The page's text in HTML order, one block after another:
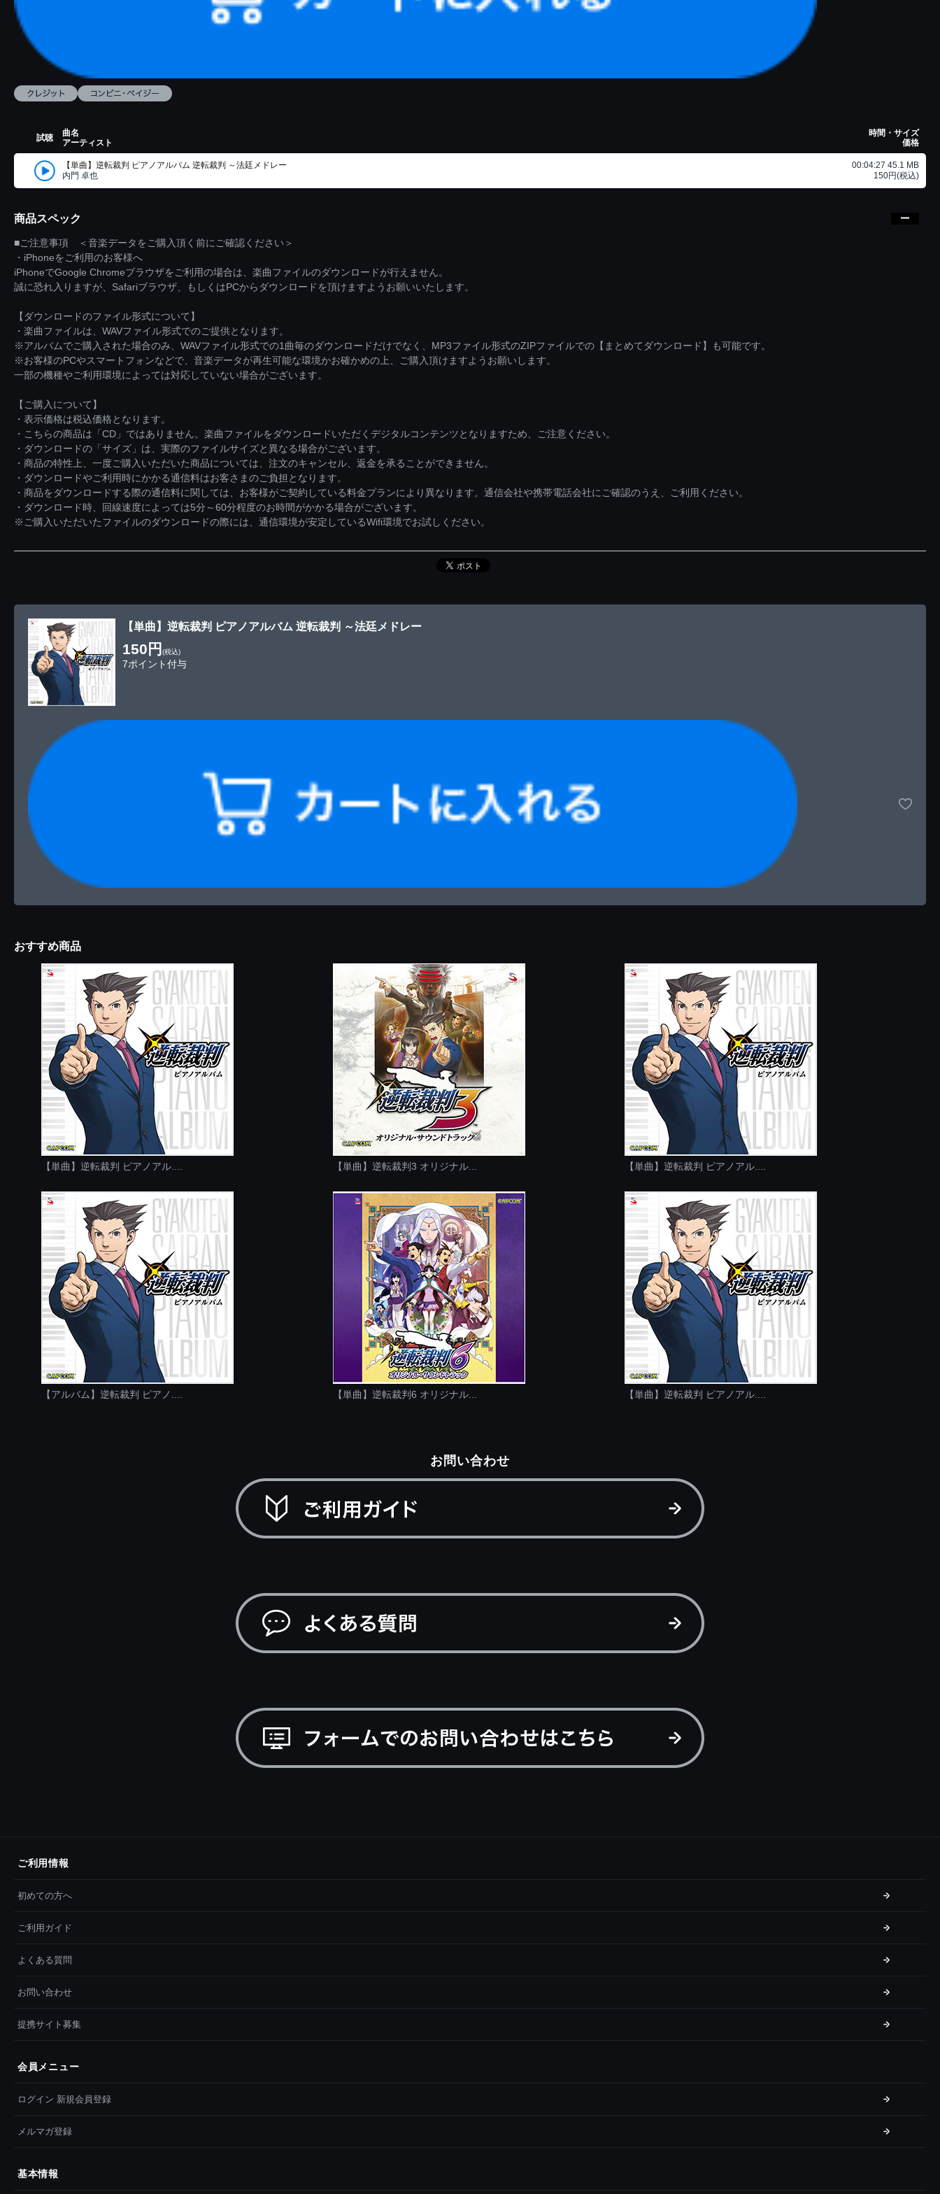
試聴
曲名
アーティスト
時間・サイズ
価格
【単曲】逆転裁判 ピアノアルバム 逆転裁判 ～法廷メドレー
内門 卓也
00:04:27 45.1 MB
150円(税込)
商品スペック
■ご注意事項 ＜音楽データをご購入頂く前にご確認ください＞
・iPhoneをご利用のお客様へ
iPhoneでGoogle Chromeブラウザをご利用の場合は、楽曲ファイルのダウンロードが行えません。
誠に恐れ入りますが、Safariブラウザ、もしくはPCからダウンロードを頂けますようお願いいたします。
【ダウンロードのファイル形式について】
・楽曲ファイルは、WAVファイル形式でのご提供となります。
※アルバムでご購入された場合のみ、WAVファイル形式での1曲毎のダウンロードだけでなく、MP3ファイル形式のZIPファイルでの【まとめてダウンロード】も可能です。
※お客様のPCやスマートフォンなどで、音楽データが再生可能な環境かお確かめの上、ご購入頂けますようお願いします。
一部の機種やご利用環境によっては対応していない場合がございます。
【ご購入について】
・表示価格は税込価格となります。
・こちらの商品は「CD」ではありません。楽曲ファイルをダウンロードいただくデジタルコンテンツとなりますため、ご注意ください。
・ダウンロードの「サイズ」は、実際のファイルサイズと異なる場合がございます。
・商品の特性上、一度ご購入いただいた商品については、注文のキャンセル、返金を承ることができません。
・ダウンロードやご利用時にかかる通信料はお客さまのご負担となります。
・商品をダウンロードする際の通信料に関しては、お客様がご契約している料金プランにより異なります。通信会社や携帯電話会社にご確認のうえ、ご利用ください。
・ダウンロード時、回線速度によっては5分～60分程度のお時間がかかる場合がございます。
※ご購入いただいたファイルのダウンロードの際には、通信環境が安定しているWifi環境でお試しください。
【単曲】逆転裁判 ピアノアルバム 逆転裁判 ～法廷メドレー
150円 (税込)
7ポイント付与
おすすめ商品
【単曲】逆転裁判 ピアノアル.... 【単曲】逆転裁判3 オリジナル... 【単曲】逆転裁判 ピアノアル....
【アルバム】逆転裁判 ピアノ.... 【単曲】逆転裁判6 オリジナル... 【単曲】逆転裁判 ピアノアル....
お問い合わせ
ご利用情報
初めての方へ
ご利用ガイド
よくある質問
お問い合わせ
提携サイト募集
会員メニュー
ログイン 新規会員登録
メルマガ登録
基本情報